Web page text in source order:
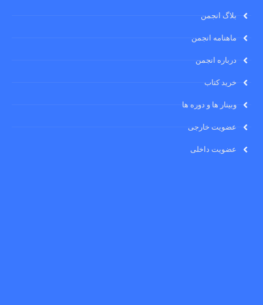
بلاگ انجمن
ماهنامه انجمن
درباره انجمن
خرید کتاب
وبینار ها و دوره ها
عضویت خارجی
عضویت داخلی